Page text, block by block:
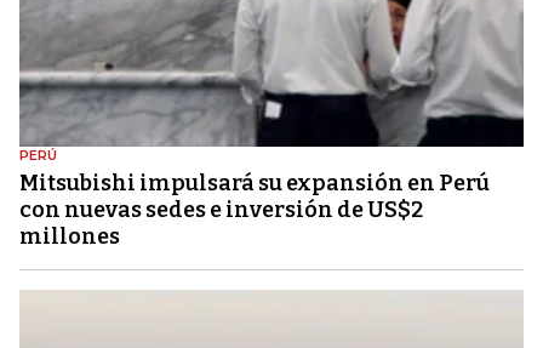
PERÚ
Mitsubishi impulsará su expansión en Perú
con nuevas sedes e inversión de US$2
millones